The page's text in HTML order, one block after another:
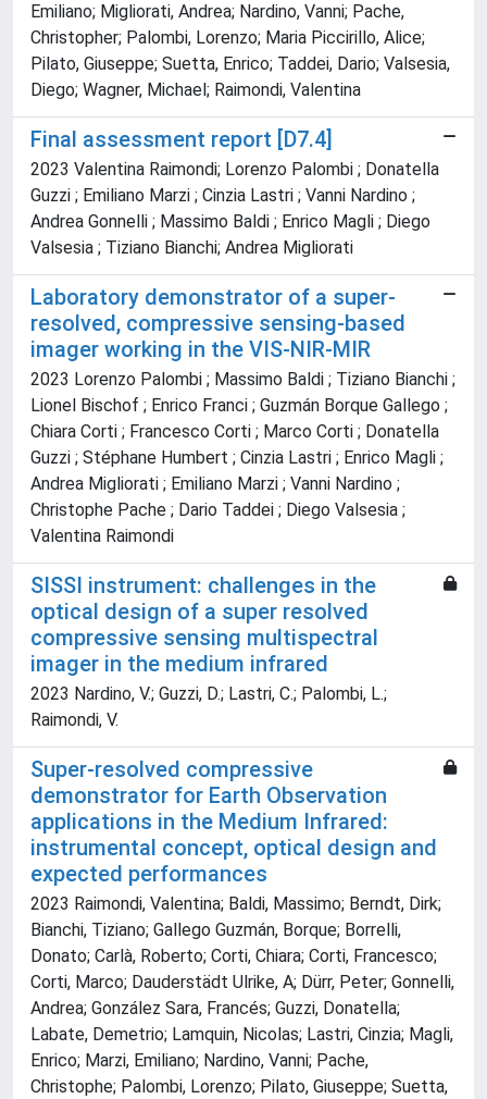
Emiliano; Migliorati, Andrea; Nardino, Vanni; Pache,
Christopher; Palombi, Lorenzo; Maria Piccirillo, Alice;
Pilato, Giuseppe; Suetta, Enrico; Taddei, Dario; Valsesia,
Diego; Wagner, Michael; Raimondi, Valentina
Final assessment report [D7.4]
2023 Valentina Raimondi; Lorenzo Palombi ; Donatella
Guzzi ; Emiliano Marzi ; Cinzia Lastri ; Vanni Nardino ;
Andrea Gonnelli ; Massimo Baldi ; Enrico Magli ; Diego
Valsesia ; Tiziano Bianchi; Andrea Migliorati
Laboratory demonstrator of a super-
resolved, compressive sensing-based
imager working in the VIS-NIR-MIR
2023 Lorenzo Palombi ; Massimo Baldi ; Tiziano Bianchi ;
Lionel Bischof ; Enrico Franci ; Guzmán Borque Gallego ;
Chiara Corti ; Francesco Corti ; Marco Corti ; Donatella
Guzzi ; Stéphane Humbert ; Cinzia Lastri ; Enrico Magli ;
Andrea Migliorati ; Emiliano Marzi ; Vanni Nardino ;
Christophe Pache ; Dario Taddei ; Diego Valsesia ;
Valentina Raimondi
SISSI instrument: challenges in the
optical design of a super resolved
compressive sensing multispectral
imager in the medium infrared
2023 Nardino, V.; Guzzi, D.; Lastri, C.; Palombi, L.;
Raimondi, V.
Super-resolved compressive
demonstrator for Earth Observation
applications in the Medium Infrared:
instrumental concept, optical design and
expected performances
2023 Raimondi, Valentina; Baldi, Massimo; Berndt, Dirk;
Bianchi, Tiziano; Gallego Guzmán, Borque; Borrelli,
Donato; Carlà, Roberto; Corti, Chiara; Corti, Francesco;
Corti, Marco; Dauderstädt Ulrike, A; Dürr, Peter; Gonnelli,
Andrea; González Sara, Francés; Guzzi, Donatella;
Labate, Demetrio; Lamquin, Nicolas; Lastri, Cinzia; Magli,
Enrico; Marzi, Emiliano; Nardino, Vanni; Pache,
Christophe; Palombi, Lorenzo; Pilato, Giuseppe; Suetta,